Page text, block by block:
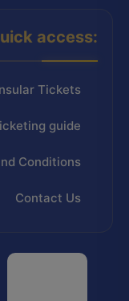
access:
Tickets
guide
Conditions
Contact Us